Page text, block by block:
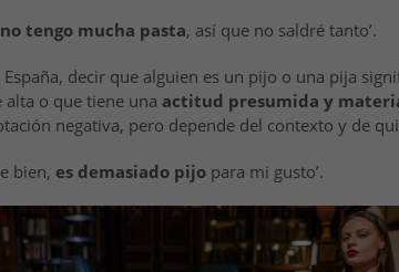
no tengo mucha pasta, así que no saldré tanto’.
España, decir que alguien es un pijo o una pija
alta o que tiene una actitud presumida y
negativa, pero depende del contexto y de
bien, es demasiado pijo para mi gusto’.